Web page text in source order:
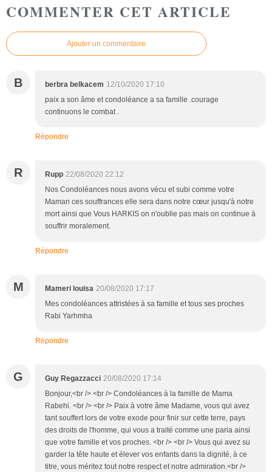
COMMENTER CET ARTICLE
Ajouter un commentaire
B berbra belkacem 12/10/2020 17:10
paix a son âme et condoléance a sa famille .courage
continuons le combat .
Répondre
R Rupp 22/08/2020 22:12
Nos Condoléances nous avons vécu et subi comme votre
Maman ces souffrances elle sera dans notre cœur jusqu'à notre
mort ainsi que Vous HARKIS on n'oublie pas mais on continue à
souffrir moralement.
Répondre
M Mameri louisa 20/08/2020 17:17
Mes condoléances attristées à sa famille et tous ses proches
Rabi Yarhmha
Répondre
G Guy Regazzacci 20/08/2020 17:14
Bonjour,<br /> <br /> Condoléances à la famille de Mama
Rabehi. <br /> <br /> Paix à votre âme Madame, vous qui avez
tant souffert lors de votre exode pour finir sur cette terre, pays
des droits de l'homme, qui vous a traité comme une paria ainsi
que votre famille et vos proches. <br /> <br /> Vous qui avez su
garder la tête haute et élever vos enfants dans la dignité, à ce
titre, vous méritez tout notre respect et notre admiration.<br />